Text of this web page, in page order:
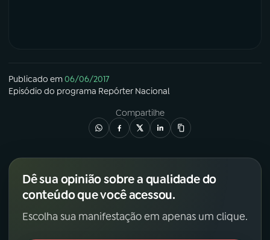
Publicado em06/06/2017
Episódio do programa Repórter Nacional
Compartilhe
Dê sua opinião sobre a qualidade do
conteúdo que você acessou.
Escolha sua manifestação em apenas um clique.